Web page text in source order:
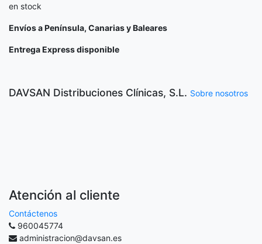
en stock
Envíos a Península, Canarias y Baleares
Entrega Express disponible
DAVSAN Distribuciones Clínicas, S.L. Sobre nosotros
Atención al cliente
Contáctenos
960045774
administracion@davsan.es